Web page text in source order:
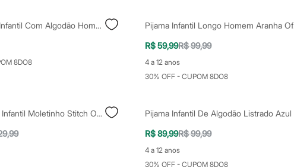
Pijama Curto Infantil Com Algodão Homem Aranha Cinza
8DO8
R$ 59,99R$ 99,99
4 a 12 anos
30% OFF - CUPOM 8DO8
Pijama Longo Infantil Moletinho Stitch Off White
Pijama Infantil De Algodão Listrado Azul
R$ 89,99R$ 99,99
4 a 12 anos
30% OFF - CUPOM 8DO8